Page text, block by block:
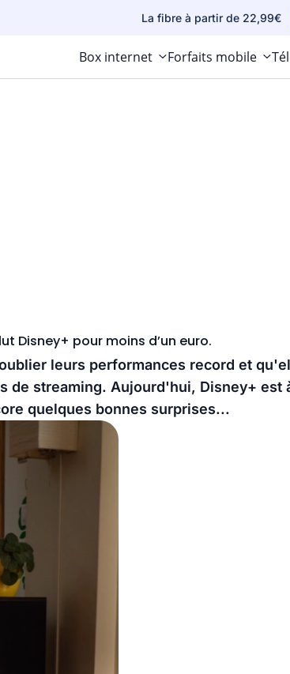
La fibre à partir de 22,99€
Box internet Forfaits mobile
Disney+ pour moins d’un euro.
leurs performances record et
de streaming. Aujourd'hui, Disney+ est
quelques bonnes surprises...